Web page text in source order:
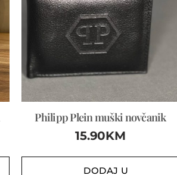
Philipp Plein muški novčanik
15.90KM
DODAJ U